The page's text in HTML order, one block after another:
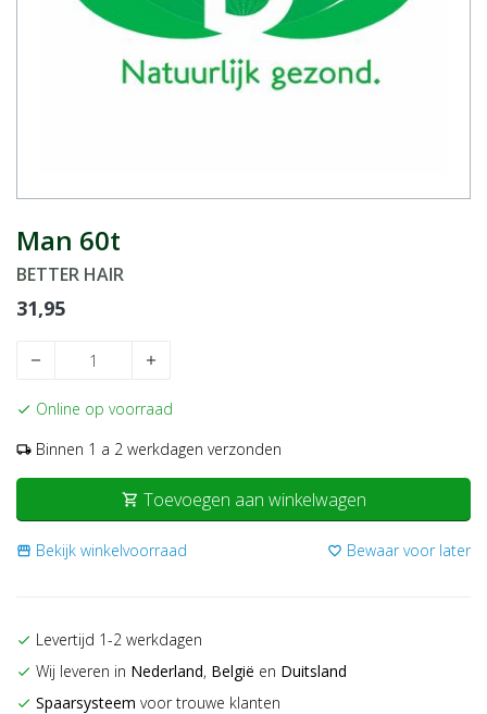
Man 60t
BETTER HAIR
31,95
remove add
check Online op voorraad
local_shipping Binnen 1 a 2 werkdagen verzonden
shopping_cart Toevoegen aan winkelwagen
storefront Bekijk winkelvoorraad favorite_border Bewaar voor later
check Levertijd 1-2 werkdagen
check Wij leveren in Nederland, België en Duitsland
check Spaarsysteem voor trouwe klanten